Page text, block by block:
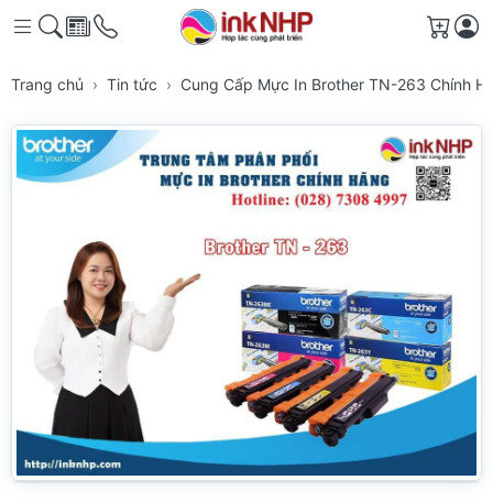
Giỏ
Trang chủ Tin tức Cung Cấp Mực In Brother TN-263 Chính